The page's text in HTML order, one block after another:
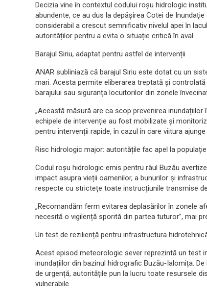
Decizia vine în contextul codului roșu hidrologic
abundente, ce au dus la depășirea Cotei de
considerabil a crescut semnificativ nivelul apei în
autorităților pentru a evita o situație critică în aval.
Barajul Siriu, adaptat pentru astfel de intervenții
ANAR subliniază că barajul Siriu este dotat cu un
mari. Acesta permite eliberarea treptată și
barajului sau siguranța locuitorilor din zonele
„Această măsură are ca scop prevenirea inundațiilor
echipele de intervenție au fost mobilizate și
pentru intervenții rapide, în cazul în care viitura
Risc hidrologic major: autoritățile fac apel la populație
Codul roșu hidrologic emis pentru râul Buzău
impact asupra vieții oamenilor, a bunurilor și
respecte cu strictețe toate instrucțiunile transmise
„Recomandăm ferm evitarea deplasărilor în zonele
necesită o vigilență sporită din partea tuturor”, mai
Un test de reziliență pentru infrastructura
Acest episod meteorologic sever reprezintă un test
inundațiilor din bazinul hidrografic Buzău-Ialomița.
de urgență, autoritățile pun la lucru toate resursele
vulnerabile.